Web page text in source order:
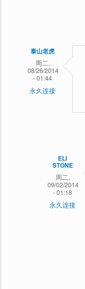
重
写
泰山老虎
周二,
08/26/2014
- 01:44
永久连接
ELI
STONE
周二,
09/02/2014
- 01:18
永久连接